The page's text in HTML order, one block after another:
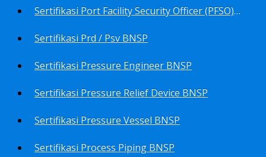
Sertifikasi Port Facility Security Officer (PFSO) BNSP
Sertifikasi Prd / Psv BNSP
Sertifikasi Pressure Engineer BNSP
Sertifikasi Pressure Relief Device BNSP
Sertifikasi Pressure Vessel BNSP
Sertifikasi Process Piping BNSP